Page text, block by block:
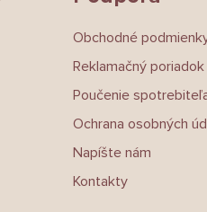
Obchodné
Reklamačný poriadok
Poučenie
Ochrana osobných
Napíšte nám
Kontakty